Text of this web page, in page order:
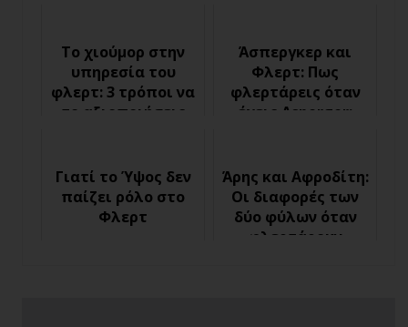
Το χιούμορ στην
υπηρεσία του
φλερτ: 3 τρόποι να
το αξιοποιήσεις
Άσπεργκερ και
Φλερτ: Πως
φλερτάρεις όταν
έχεις Asperger;
Γιατί το Ύψος δεν
παίζει ρόλο στο
Φλερτ
Άρης και Αφροδίτη:
Οι διαφορές των
δύο φύλων όταν
φλερτάρουν